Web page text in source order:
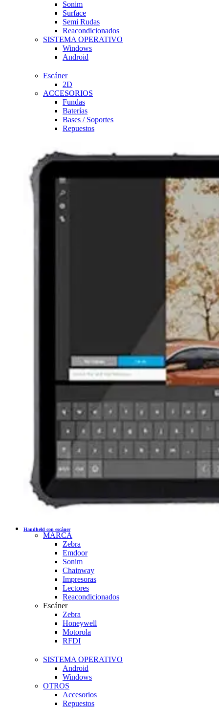
Sonim
Surface
Semi Rudas
Reacondicionados
SISTEMA OPERATIVO
Windows
Android
Escáner
2D
ACCESORIOS
Fundas
Baterías
Bases / Soportes
Repuestos
Handheld con escáner
MARCA
Zebra
Emdoor
Sonim
Chainway
Impresoras
Lectores
Reacondicionados
Escáner
Zebra
Honeywell
Motorola
RFDI
SISTEMA OPERATIVO
Android
Windows
OTROS
Accesorios
Repuestos